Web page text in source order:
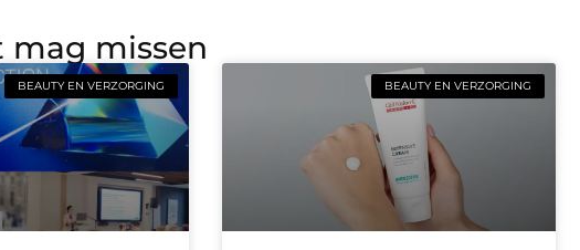
mag missen
BEAUTY EN VERZORGING BEAUTY EN VERZORGING